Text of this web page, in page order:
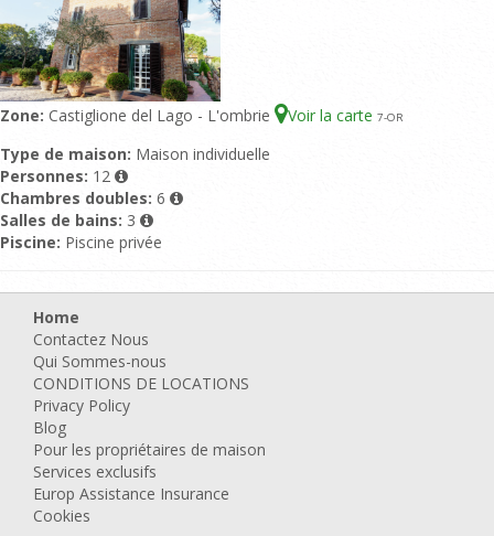
Zone: Castiglione del Lago - L'ombrie Voir la carte 7-OR
Type de maison: Maison individuelle
Personnes: 12
Chambres doubles: 6
Salles de bains: 3
Piscine: Piscine privée
Home
Contactez Nous
Qui Sommes-nous
CONDITIONS DE LOCATIONS
Privacy Policy
Blog
Pour les propriétaires de maison
Services exclusifs
Europ Assistance Insurance
Cookies